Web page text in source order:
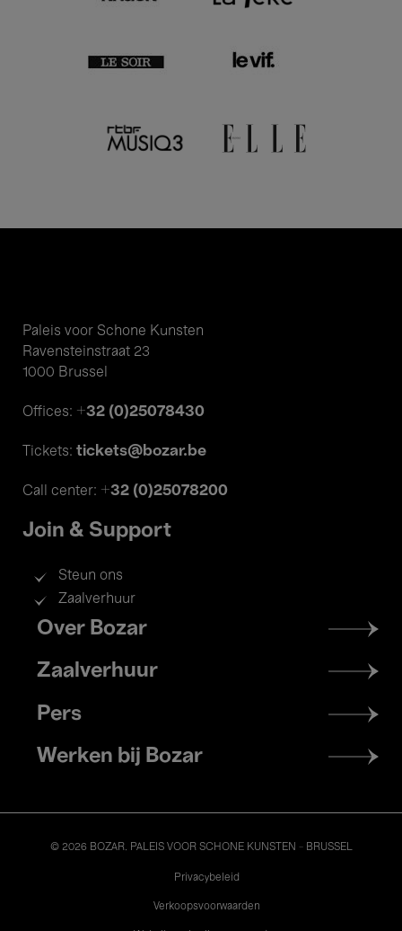
Paleis voor Schone Kunsten
Ravensteinstraat 23
1000 Brussel
Offices: +32 (0)25078430
Tickets: tickets@bozar.be
Call center: +32 (0)25078200
Join & Support
Steun ons
Zaalverhuur
Footer
menu
Over Bozar
Zaalverhuur
Pers
Werken bij Bozar
© 2026 BOZAR. PALEIS VOOR SCHONE KUNSTEN - BRUSSEL
Privacybeleid
Verkoopsvoorwaarden